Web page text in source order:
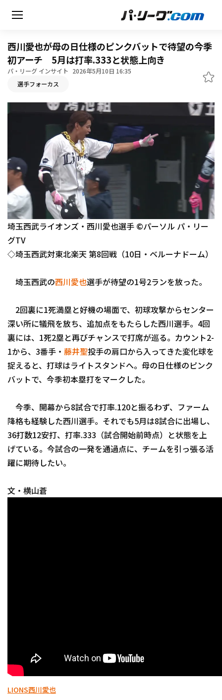
日程・結果
順位表･成績
1軍公式戦
ファーム東地区
交流戦
選手名鑑
選手名鑑トップ
北海道日本ハムファイターズ
千葉ロッテマリーンズ
オリックス・バファローズ
福岡ソフトバンクホークス
ニュース
設定
西川愛也が母の日仕様のピンクバットで待望の今季
初アーチ 5月は打率.333と状態上向き
パ・リーグ インサイト 2026年5月10日 16:35
選手フォーカス
埼玉西武ライオンズ・西川愛也選手 ©パーソル パ・リー
グTV
◇埼玉西武対東北楽天 第8回戦（10日・ベルーナドーム）
埼玉西武の西川愛也選手が待望の1号2ランを放った。
2回裏に1死満塁と好機の場面で、初球攻撃からセンター
深い所に犠飛を放ち、追加点をもたらした西川選手。4回
裏には、1死2塁と再びチャンスで打席が巡る。カウント2-
1から、3番手・ 藤井聖投手の肩口から入ってきた変化球を
捉えると、打球はライトスタンドへ。母の日仕様のピンク
バットで、今季初本塁打をマークした。
今季、開幕から8試合で打率.120と振るわず、ファーム
降格も経験した西川選手。それでも5月は8試合に出場し、
36打数12安打、打率.333（試合開始前時点）と状態を上
げている。今試合の一発を通過点に、チームを引っ張る活
躍に期待したい。
文・横山蒼
LIONS西川愛也